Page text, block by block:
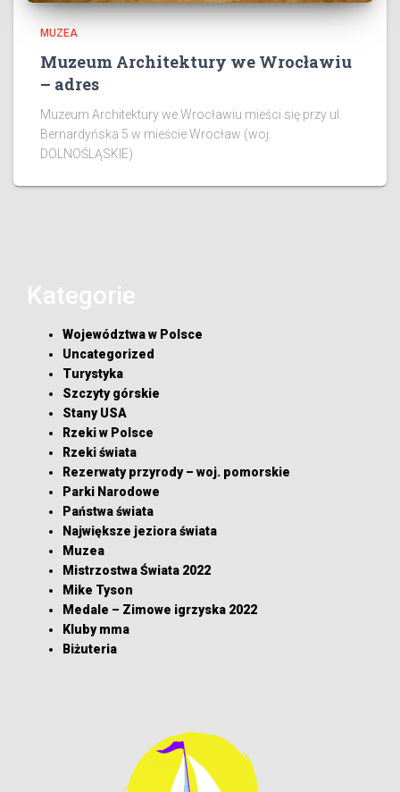
MUZEA
Muzeum Architektury we Wrocławiu
– adres
Muzeum Architektury we Wrocławiu mieści się przy ul.
Bernardyńska 5 w mieście Wrocław (woj.
DOLNOŚLĄSKIE)
Kategorie
Województwa w Polsce
Uncategorized
Turystyka
Szczyty górskie
Stany USA
Rzeki w Polsce
Rzeki świata
Rezerwaty przyrody – woj. pomorskie
Parki Narodowe
Państwa świata
Największe jeziora świata
Muzea
Mistrzostwa Świata 2022
Mike Tyson
Medale – Zimowe igrzyska 2022
Kluby mma
Biżuteria